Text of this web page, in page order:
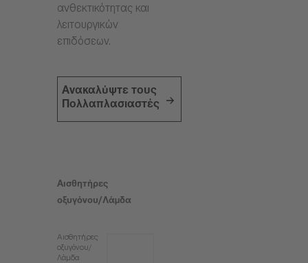
ανθεκτικότητας και
λειτουργικών
επιδόσεων.
Ανακαλύψτε τους
Πολλαπλασιαστές
Αισθητήρες
οξυγόνου/Λάμδα
Αισθητήρες
οξυγόνου/
Λάμδα